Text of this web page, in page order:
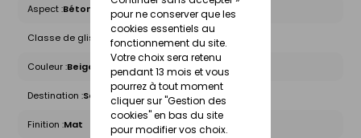
pour ne conserver que les
cookies essentiels au
fonctionnement du site.
Votre choix sera retenu
pendant 13 mois et vous
pourrez à tout moment
cliquer sur "Gestion des
cookies" en bas du site
pour modifier vos choix.
Aspect :Béton
Classe de glissance (R) : Non concerné
Couleur :Beige
Destination :Sol intérieur
Finition :Mat